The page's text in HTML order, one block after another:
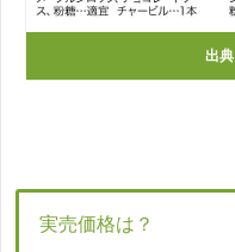
出典
実売価格は？